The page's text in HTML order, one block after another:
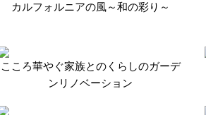
カルフォルニアの風～和の彩り～
こころ華やぐ家族とのくらしのガーデ
ンリノベーション